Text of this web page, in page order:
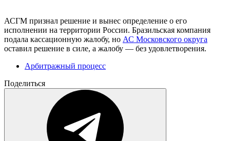
АСГМ признал решение и вынес определение о его
исполнении на территории России. Бразильская компания
подала кассационную жалобу, но АС Московского округа
оставил решение в силе, а жалобу — без удовлетворения.
Арбитражный процесс
Поделиться